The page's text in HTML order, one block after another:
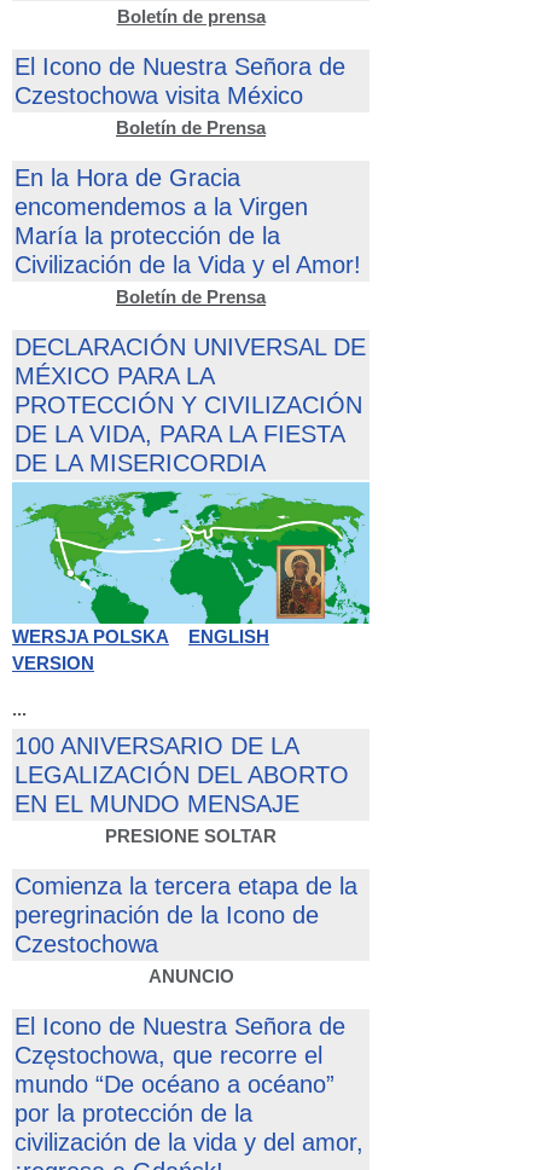
Boletín de prensa
El Icono de Nuestra Señora de
Czestochowa visita México
Boletín de Prensa
En la Hora de Gracia
encomendemos a la Virgen
María la protección de la
Civilización de la Vida y el Amor!
Boletín de Prensa
DECLARACIÓN UNIVERSAL DE
MÉXICO PARA LA
PROTECCIÓN Y CIVILIZACIÓN
DE LA VIDA, PARA LA FIESTA
DE LA MISERICORDIA
WERSJA POLSKA
ENGLISH
VERSION
...
100 ANIVERSARIO DE LA
LEGALIZACIÓN DEL ABORTO
EN EL MUNDO MENSAJE
PRESIONE SOLTAR
Comienza la tercera etapa de la
peregrinación de la Icono de
Czestochowa
ANUNCIO
El Icono de Nuestra Señora de
Częstochowa, que recorre el
mundo “De océano a océano”
por la protección de la
civilización de la vida y del amor,